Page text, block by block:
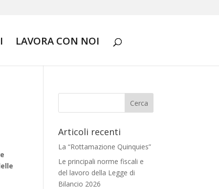
LAVORA CON NOI
Articoli recenti
La “Rottamazione Quinquies”
Le principali norme fiscali e
del lavoro della Legge di
Bilancio 2026